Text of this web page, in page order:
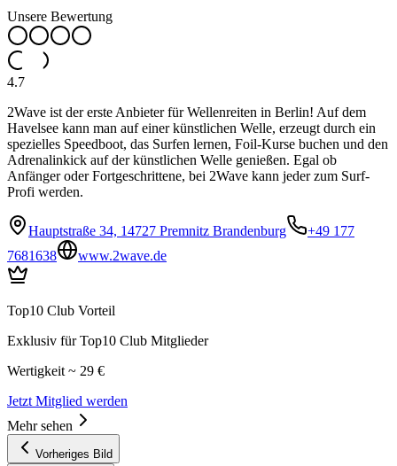
Unsere Bewertung
4.7
2Wave ist der erste Anbieter für Wellenreiten in Berlin! Auf dem
Havelsee kann man auf einer künstlichen Welle, erzeugt durch ein
spezielles Speedboot, das Surfen lernen, Foil-Kurse buchen und den
Adrenalinkick auf der künstlichen Welle genießen. Egal ob
Anfänger oder Fortgeschrittene, bei 2Wave kann jeder zum Surf-
Profi werden.
Hauptstraße 34, 14727 Premnitz Brandenburg
+49 177
7681638
www.2wave.de
Top10 Club Vorteil
Exklusiv für Top10 Club Mitglieder
Wertigkeit ~ 29 €
Jetzt Mitglied werden
Mehr sehen
Vorheriges Bild